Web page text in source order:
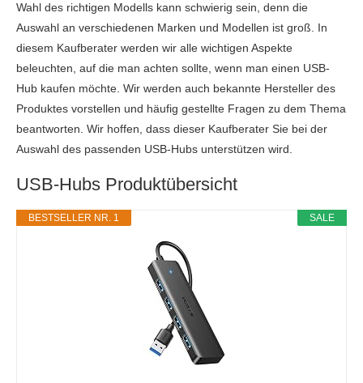
Wahl des richtigen Modells kann schwierig sein, denn die
Auswahl an verschiedenen Marken und Modellen ist groß. In
diesem Kaufberater werden wir alle wichtigen Aspekte
beleuchten, auf die man achten sollte, wenn man einen USB-
Hub kaufen möchte. Wir werden auch bekannte Hersteller des
Produktes vorstellen und häufig gestellte Fragen zu dem Thema
beantworten. Wir hoffen, dass dieser Kaufberater Sie bei der
Auswahl des passenden USB-Hubs unterstützen wird.
USB-Hubs Produktübersicht
SALE
BESTSELLER NR. 1